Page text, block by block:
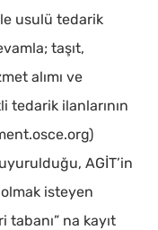
usulü tedarik
taşıt,
alımı ve
tedarik ilanlarının
AGİT’in
isteyen
na kayıt